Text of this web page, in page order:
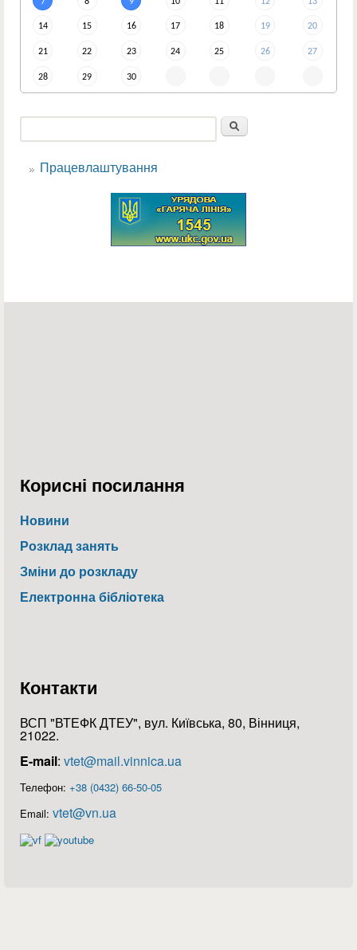
14 15 16 17 18 19 20
21 22 23 24 25 26 27
28 29 30
Пошукова форма
Працевлаштування
Корисні посилання
Новини
Розклад занять
Зміни до розкладу
Електронна бібліотека
Контакти
ВСП "ВТЕФК ДТЕУ", вул. Київська, 80, Вінниця,
21022.
E-mail: vtet@mail.vinnica.ua
Телефон: +38 (0432) 66-50-05
Email: vtet@vn.ua